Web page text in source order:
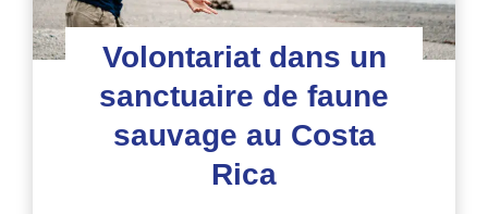
Volontariat dans un
sanctuaire de faune
sauvage au Costa
Rica